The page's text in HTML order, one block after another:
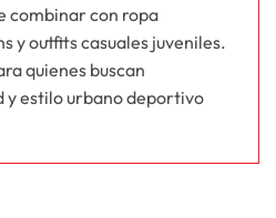
combinar con ropa
y outfits casuales juveniles.
quienes buscan
y estilo urbano deportivo